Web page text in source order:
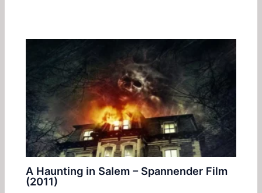
A Haunting in Salem – Spannender Film
(2011)